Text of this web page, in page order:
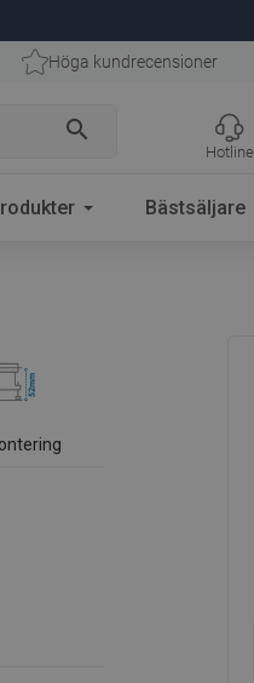
Höga kundrecensioner
search
Hotline
Bästsäljare